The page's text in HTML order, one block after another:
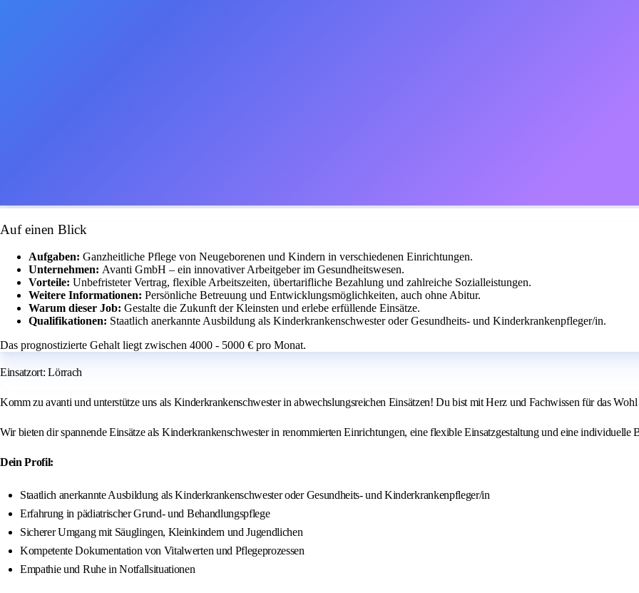
Auf einen Blick
Aufgaben: Ganzheitliche Pflege von Neugeborenen und Kindern in verschiedenen Einrichtungen.
Unternehmen: Avanti GmbH – ein innovativer Arbeitgeber im Gesundheitswesen.
Vorteile: Unbefristeter Vertrag, flexible Arbeitszeiten, übertarifliche Bezahlung und zahlreiche Sozialleistungen.
Weitere Informationen: Persönliche Betreuung und Entwicklungsmöglichkeiten, auch ohne Abitur.
Warum dieser Job: Gestalte die Zukunft der Kleinsten und erlebe erfüllende Einsätze.
Qualifikationen: Staatlich anerkannte Ausbildung als Kinderkrankenschwester oder Gesundheits- und Kinderkrankenpfleger/in.
Das prognostizierte Gehalt liegt zwischen 4000 - 5000 € pro Monat.
Einsatzort: Lörrach
Komm zu avanti und unterstütze uns als Kinderkrankenschwester in abwechslungsreichen Einsätzen! Du bist mit Herz und Fachwissen für das
Wir bieten dir spannende Einsätze als Kinderkrankenschwester in renommierten Einrichtungen, eine flexible Einsatzgestaltung und eine
Dein Profil:
Staatlich anerkannte Ausbildung als Kinderkrankenschwester oder Gesundheits- und Kinderkrankenpfleger/in
Erfahrung in pädiatrischer Grund- und Behandlungspflege
Sicherer Umgang mit Säuglingen, Kleinkindern und Jugendlichen
Kompetente Dokumentation von Vitalwerten und Pflegeprozessen
Empathie und Ruhe in Notfallsituationen